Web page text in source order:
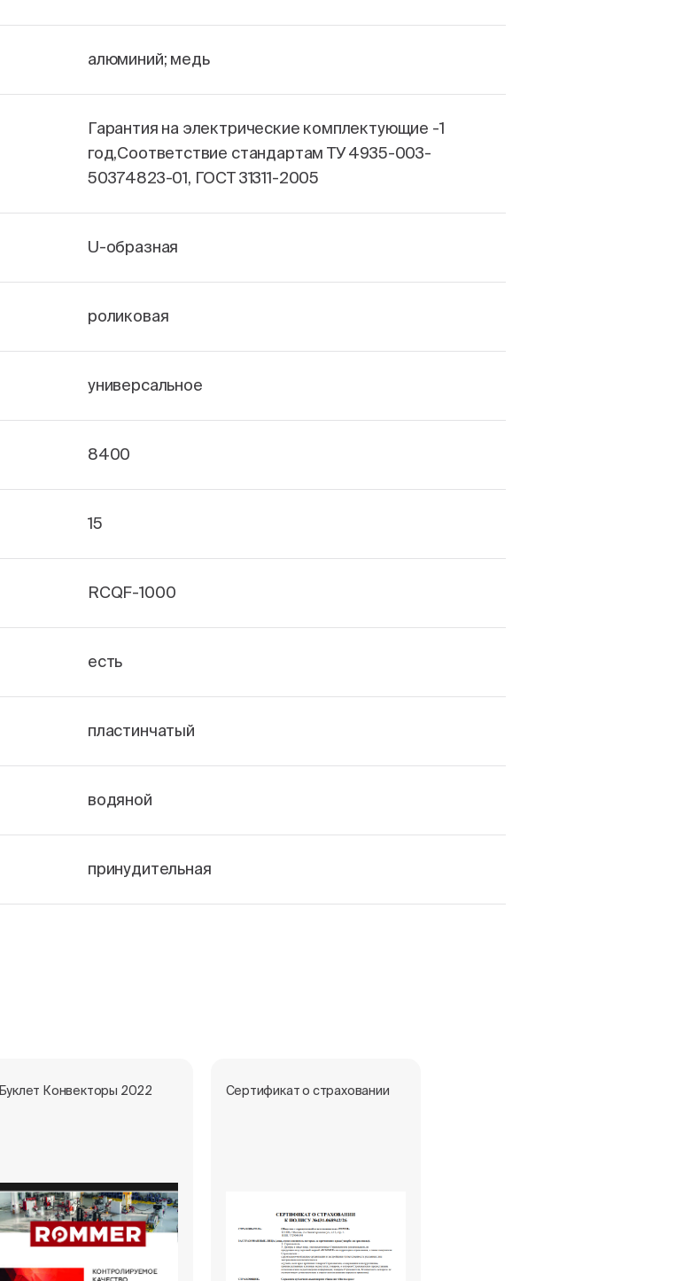
алюминий; медь
Гарантия на электрические комплектующие -1
год,Соответствие стандартам ТУ 4935-003-
50374823-01, ГОСТ 31311-2005
U-образная
роликовая
универсальное
8400
15
RCQF-1000
есть
пластинчатый
водяной
принудительная
Буклет Конвекторы 2022 Сертификат о страховании